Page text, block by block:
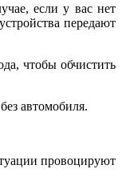
если у вас нет
передают
чтобы обчистить
автомобиля.
провоцируют